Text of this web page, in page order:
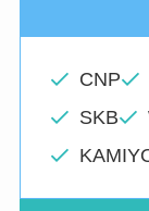
CNP
SKB